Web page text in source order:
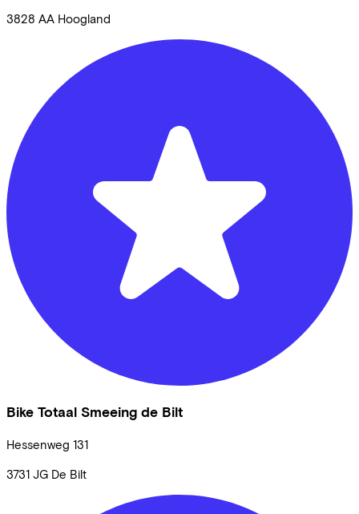
3828 AA Hoogland
Bike Totaal Smeeing de Bilt
Hessenweg 131
3731 JG De Bilt